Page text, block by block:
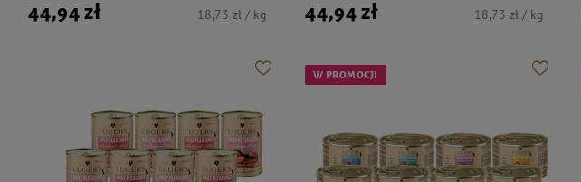
44,94 zł 18,73 zł / kg 44,94 zł 18,73 zł / kg
W PROMOCJI